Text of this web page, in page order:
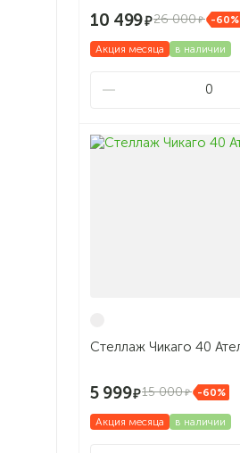
10 499 26 000 -60%
Акция месяца в наличии
0
Стеллаж Чикаго 40
5 999 15 000 -60%
Акция месяца в наличии